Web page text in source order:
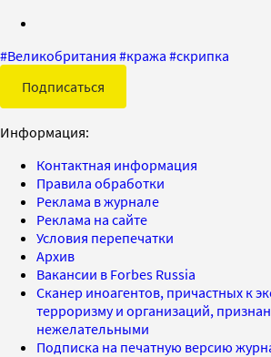
#Великобритания #кража #скрипка
Подписаться
Информация:
Контактная информация
Правила обработки
Реклама в журнале
Реклама на сайте
Условия перепечатки
Архив
Вакансии в Forbes Russia
Сканер иноагентов, причастных к
терроризму и организаций,
нежелательными
Подписка на печатную версию